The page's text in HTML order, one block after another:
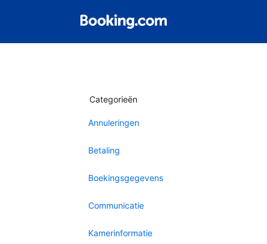
Categorieën
Annuleringen
Betaling
Boekingsgegevens
Communicatie
Kamerinformatie